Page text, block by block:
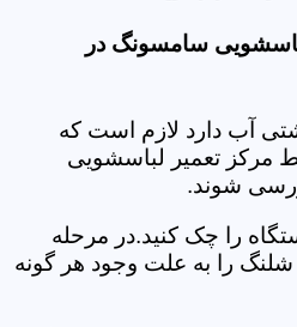
سامسونگ در
آب دارد لازم است که
مرکز تعمیر لباسشویی
شوند.
را چک کنید.در مرحله
را به علت وجود هر گونه